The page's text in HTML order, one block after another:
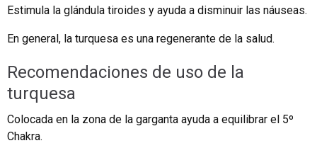
Estimula la glándula tiroides y ayuda a disminuir las náuseas.
En general, la turquesa es una regenerante de la salud.
Recomendaciones de uso de la
turquesa
Colocada en la zona de la garganta ayuda a equilibrar el 5º
Chakra.